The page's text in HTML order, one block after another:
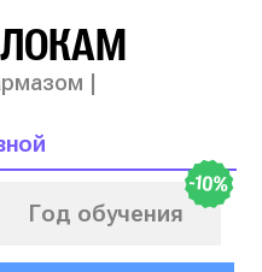
|
Год обучения
-10%